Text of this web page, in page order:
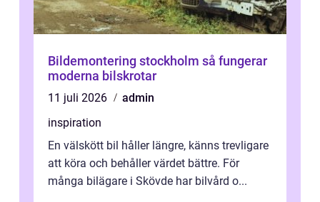
Bildemontering stockholm så fungerar
moderna bilskrotar
11 juli 2026
admin
inspiration
En välskött bil håller längre, känns trevligare
att köra och behåller värdet bättre. För
många bilägare i Skövde har bilvård o...